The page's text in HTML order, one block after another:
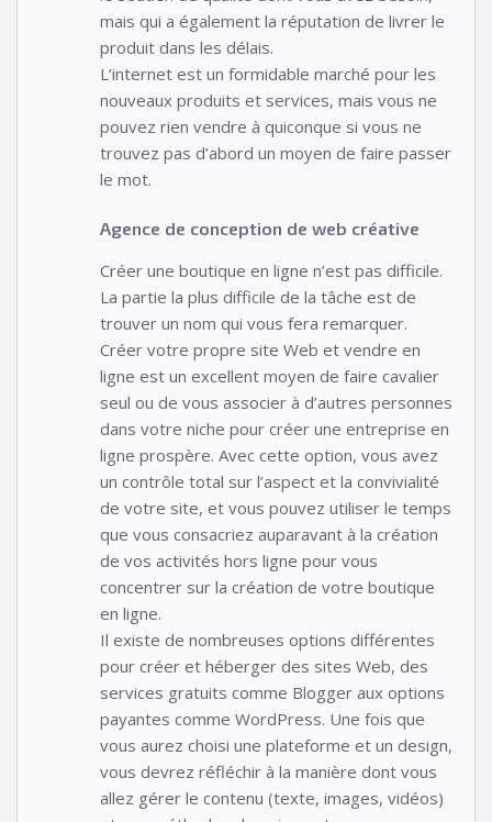
mais qui a également la réputation de livrer le
produit dans les délais.
L’internet est un formidable marché pour les
nouveaux produits et services, mais vous ne
pouvez rien vendre à quiconque si vous ne
trouvez pas d’abord un moyen de faire passer
le mot.
Agence de conception de web créative
Créer une boutique en ligne n’est pas difficile.
La partie la plus difficile de la tâche est de
trouver un nom qui vous fera remarquer.
Créer votre propre site Web et vendre en
ligne est un excellent moyen de faire cavalier
seul ou de vous associer à d’autres personnes
dans votre niche pour créer une entreprise en
ligne prospère. Avec cette option, vous avez
un contrôle total sur l’aspect et la convivialité
de votre site, et vous pouvez utiliser le temps
que vous consacriez auparavant à la création
de vos activités hors ligne pour vous
concentrer sur la création de votre boutique
en ligne.
Il existe de nombreuses options différentes
pour créer et héberger des sites Web, des
services gratuits comme Blogger aux options
payantes comme WordPress. Une fois que
vous aurez choisi une plateforme et un design,
vous devrez réfléchir à la manière dont vous
allez gérer le contenu (texte, images, vidéos)